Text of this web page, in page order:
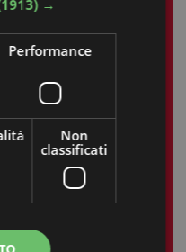
V S
2
10
17
23 24
30
→
Performance
Non
classificati